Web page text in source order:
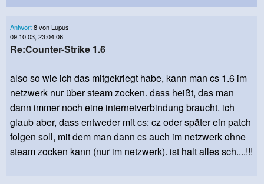
Antwort8 von Lupus
09.10.03, 23:04:06
Re:Counter-Strike 1.6
also so wie ich das mitgekriegt habe, kann man cs 1.6 im
netzwerk nur über steam zocken. dass heißt, das man
dann immer noch eine internetverbindung braucht. ich
glaub aber, dass entweder mit cs: cz oder später ein patch
folgen soll, mit dem man dann cs auch im netzwerk ohne
steam zocken kann (nur im netzwerk). ist halt alles sch....!!!